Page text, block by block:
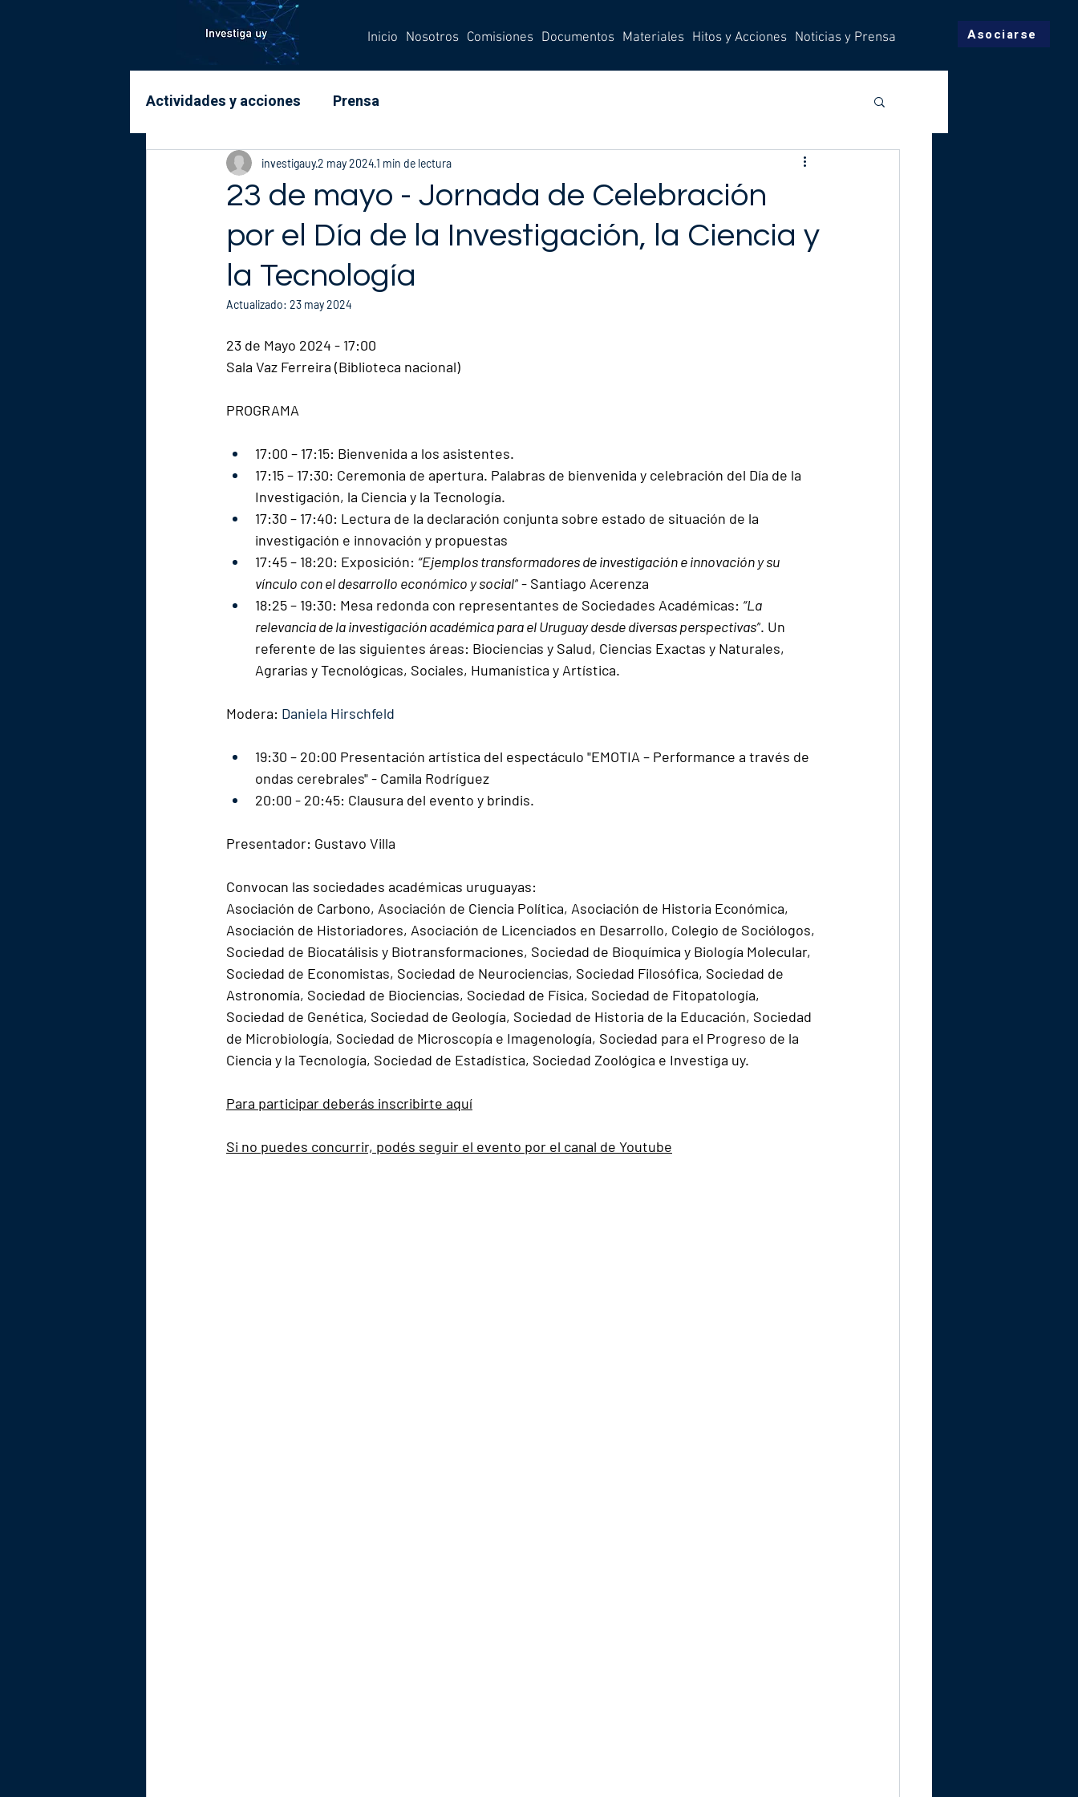
Inicio Nosotros Comisiones Documentos Materiales Hitos y Acciones Noticias y Prensa Asociarse
Actividades y acciones Prensa
23 de mayo - Jornada de Celebración
por el Día de la Investigación, la Ciencia y
la Tecnología
investigauy2 may 20241 min de lectura
Actualizado: 23 may 2024
23 de Mayo 2024 - 17:00
Sala Vaz Ferreira (Biblioteca nacional)
PROGRAMA
17:00 – 17:15: Bienvenida a los asistentes.
17:15 – 17:30: Ceremonia de apertura. Palabras de bienvenida y celebración del Día de la
Investigación, la Ciencia y la Tecnología.
17:30 – 17:40: Lectura de la declaración conjunta sobre estado de situación de la
investigación e innovación y propuestas
17:45 – 18:20: Exposición: “Ejemplos transformadores de investigación e innovación y su
vínculo con el desarrollo económico y social” - Santiago Acerenza
18:25 – 19:30: Mesa redonda con representantes de Sociedades Académicas: “La
relevancia de la investigación académica para el Uruguay desde diversas perspectivas”. Un
referente de las siguientes áreas: Biociencias y Salud, Ciencias Exactas y Naturales,
Agrarias y Tecnológicas, Sociales, Humanística y Artística.
Modera: Daniela Hirschfeld
19:30 – 20:00 Presentación artística del espectáculo "EMOTIA – Performance a través de
ondas cerebrales" - Camila Rodríguez
20:00 - 20:45: Clausura del evento y brindis.
Presentador: Gustavo Villa
Convocan las sociedades académicas uruguayas:
Asociación de Carbono, Asociación de Ciencia Política, Asociación de Historia Económica,
Asociación de Historiadores, Asociación de Licenciados en Desarrollo, Colegio de Sociólogos,
Sociedad de Biocatálisis y Biotransformaciones, Sociedad de Bioquímica y Biología Molecular,
Sociedad de Economistas, Sociedad de Neurociencias, Sociedad Filosófica, Sociedad de
Astronomía, Sociedad de Biociencias, Sociedad de Física, Sociedad de Fitopatología,
Sociedad de Genética, Sociedad de Geología, Sociedad de Historia de la Educación, Sociedad
de Microbiología, Sociedad de Microscopía e Imagenología, Sociedad para el Progreso de la
Ciencia y la Tecnología, Sociedad de Estadística, Sociedad Zoológica e Investiga uy.
Para participar deberás inscribirte aquí
Si no puedes concurrir, podés seguir el evento por el canal de Youtube